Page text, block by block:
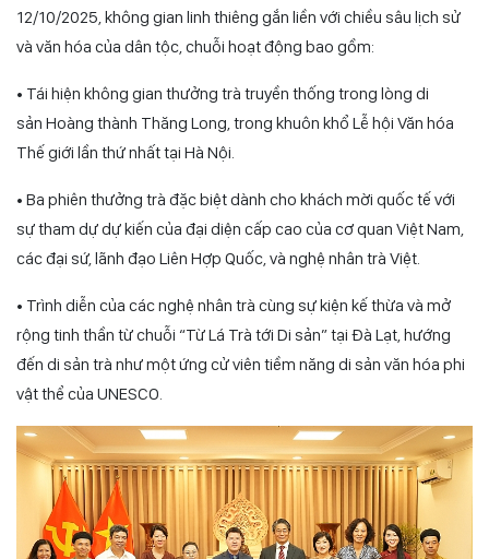
12/10/2025, không gian linh thiêng gắn liền với chiều sâu lịch sử
và văn hóa của dân tộc, chuỗi hoạt động bao gồm:
• Tái hiện không gian thưởng trà truyền thống trong lòng di
sản Hoàng thành Thăng Long, trong khuôn khổ Lễ hội Văn hóa
Thế giới lần thứ nhất tại Hà Nội.
• Ba phiên thưởng trà đặc biệt dành cho khách mời quốc tế với
sự tham dự dự kiến của đại diện cấp cao của cơ quan Việt Nam,
các đại sứ, lãnh đạo Liên Hợp Quốc, và nghệ nhân trà Việt.
• Trình diễn của các nghệ nhân trà cùng sự kiện kế thừa và mở
rộng tinh thần từ chuỗi “Từ Lá Trà tới Di sản” tại Đà Lạt, hướng
đến di sản trà như một ứng cử viên tiềm năng di sản văn hóa phi
vật thể của UNESCO.